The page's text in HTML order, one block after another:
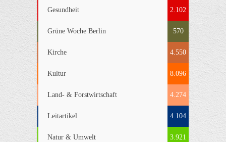
Gesundheit 2.102
Grüne Woche Berlin 570
Kirche 4.550
Kultur 8.096
Land- & Forstwirtschaft 4.274
Leitartikel 4.104
Natur & Umwelt 3.921